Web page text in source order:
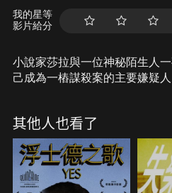
我的星等
影片給分
小說家莎拉與一位神秘陌生人
己成為一樁謀殺案的主要嫌疑
其他人也看了